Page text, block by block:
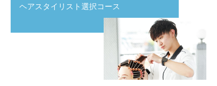
ヘアスタイリスト選択コース